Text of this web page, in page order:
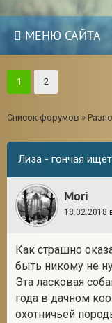
МЕНЮ САЙТА
1 2
Список форумов »
Лиза - гончая
Mori
18.02.2018
Как страшно
быть никому не
Эта ласковая
года в дачном
охотничьей